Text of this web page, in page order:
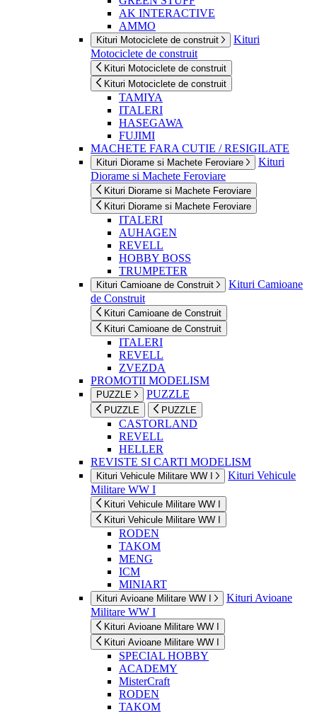
AK INTERACTIVE
AMMO
Kituri Motociclete de construit
Kituri
Motociclete de construit
Kituri Motociclete de construit
Kituri Motociclete de construit
TAMIYA
ITALERI
HASEGAWA
FUJIMI
MACHETE FARA CUTIE / RESIGILATE
Kituri Diorame si Machete Feroviare
Kituri
Diorame si Machete Feroviare
Kituri Diorame si Machete Feroviare
Kituri Diorame si Machete Feroviare
ITALERI
AUHAGEN
REVELL
HOBBY BOSS
TRUMPETER
Kituri Camioane de Construit
Kituri Camioane
de Construit
Kituri Camioane de Construit
Kituri Camioane de Construit
ITALERI
REVELL
ZVEZDA
PROMOTII MODELISM
PUZZLE PUZZLE
PUZZLE PUZZLE
CASTORLAND
REVELL
HELLER
REVISTE SI CARTI MODELISM
Kituri Vehicule Militare WW I
Kituri Vehicule
Militare WW I
Kituri Vehicule Militare WW I
Kituri Vehicule Militare WW I
RODEN
TAKOM
MENG
ICM
MINIART
Kituri Avioane Militare WW I
Kituri Avioane
Militare WW I
Kituri Avioane Militare WW I
Kituri Avioane Militare WW I
SPECIAL HOBBY
ACADEMY
MisterCraft
RODEN
TAKOM